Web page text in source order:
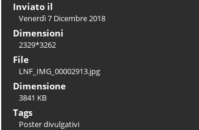
Inviato il
Venerdì 7 Dicembre 2018
Dimensioni
2329*3262
File
LNF_IMG_00002913.jpg
Dimensione
3841 KB
Tags
Poster divulgativi